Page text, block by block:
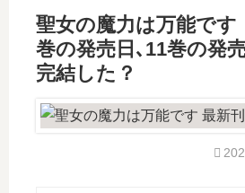
聖女の魔力は万能です
巻の発売日､11巻の発
完結した？